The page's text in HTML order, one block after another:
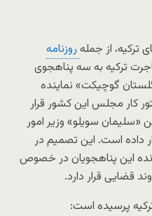
از جمله روزنامه
ترکیه به سه پناهجوی
گوچیکت» نماینده
کار مجلس این کشور قرار
سویلو» وزیر امور
داده است. این تصمیم در
این پناهجویان در خصوص
قضایی قرار دارد.
پرسیده است: